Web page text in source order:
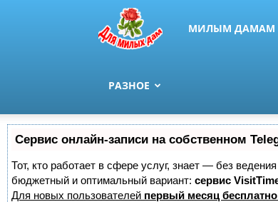
МИЛЫМ ДАМАМ
РАЗНОЕ
Сервис онлайн-записи на собственном
Тот, кто работает в сфере услуг, знает — без
бюджетный и оптимальный вариант: сервис
Для новых пользователей первый месяц бесплатно